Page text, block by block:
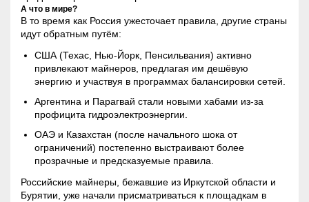
А что в мире?
В то время как Россия ужесточает правила, другие страны
идут обратным путём:
США (Техас, Нью-Йорк, Пенсильвания) активно
привлекают майнеров, предлагая им дешёвую
энергию и участвуя в программах балансировки сетей.
Аргентина и Парагвай стали новыми хабами из-за
профицита гидроэлектроэнергии.
ОАЭ и Казахстан (после начального шока от
ограничений) постепенно выстраивают более
прозрачные и предсказуемые правила.
Российские майнеры, бежавшие из Иркутской области и
Бурятии, уже начали присматриваться к площадкам в